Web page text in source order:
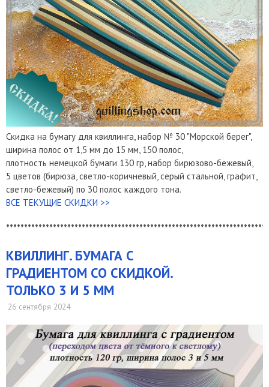
Скидка на бумагу для квиллинга, набор № 30 "Морской берег",
ширина полос от 1,5 мм до 15 мм, 150 полос,
плотность немецкой бумаги 130 гр, набор бирюзово-бежевый,
5 цветов (бирюза, светло-коричневый, серый стальной, графит,
светло-бежевый) по 30 полос каждого тона.
ВСЕ ТЕКУЩИЕ СКИДКИ >>
КВИЛЛИНГ. БУМАГА С
ГРАДИЕНТОМ СО СКИДКОЙ.
ТОЛЬКО 3 И 5 ММ
26 сентября 2024